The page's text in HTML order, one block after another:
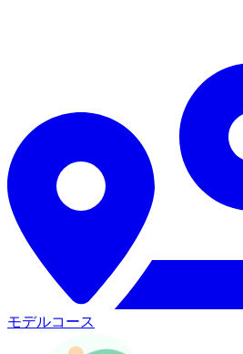
モデルコース